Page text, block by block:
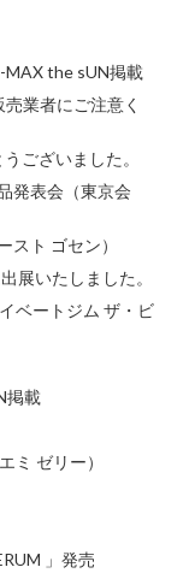
MAX the sUN掲載
業者にご注意く
ございました。
発表会（東京会
スト ゴセン）
展いたしました。
ベートジム ザ・ビ
掲載
ミ ゼリー）
」発売